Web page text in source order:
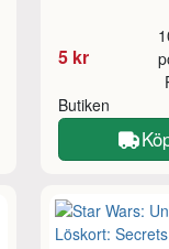
5 kr
Butiken